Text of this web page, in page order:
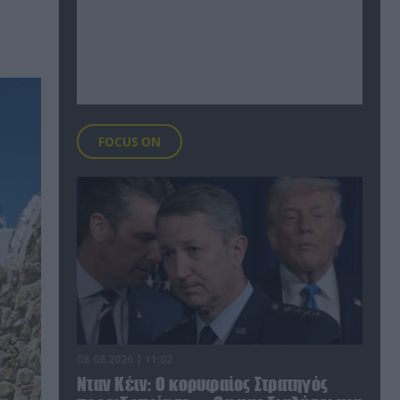
FOCUS ON
Νταν Κέιν: Ο κορυφαίος Στρατηγός